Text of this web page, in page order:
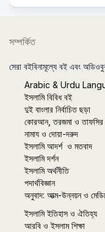
সম্পর্কিত
সেরা বইবিনামূল্যে বই এবং
Arabic & Urdu
ইসলামি বিবিধ বই
দুই বাংলার নির্বাচিত ছড়া
কোরআন, তরজমা ও তাফসির
নামায ও দোয়া-দরুদ
ইসলামি আদর্শ ও মতবাদ
ইসলামি দর্শন
ইসলামি অর্থনীতি
পদার্থবিজ্ঞান
অনুবাদ: আত্ম-উন্নয়ন ও
ইসলামি ইতিহাস ও ঐতিহ্য
আরবি ও ইসলাম শিক্ষা